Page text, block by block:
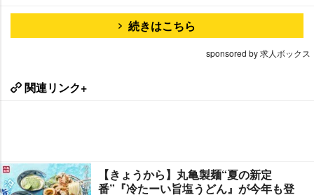
続きはこちら
sponsored by 求人ボックス
関連リンク+
【きょうから】丸亀製麺“夏の新定
番”『冷たーい旨塩うどん』が今年も登